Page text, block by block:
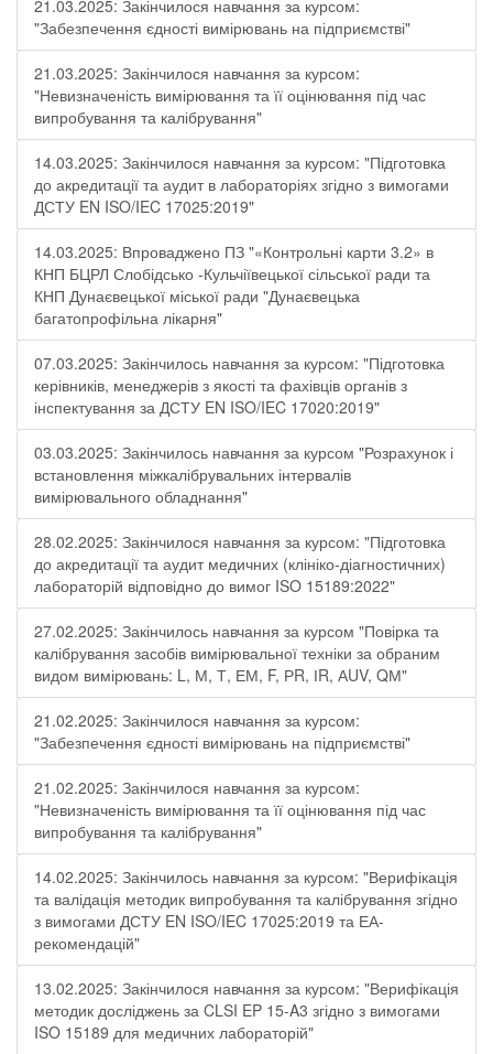
21.03.2025: Закінчилося навчання за курсом:
"Забезпечення єдності вимірювань на підприємстві"
21.03.2025: Закінчилося навчання за курсом:
"Невизначеність вимірювання та її оцінювання під час
випробування та калібрування"
14.03.2025: Закінчилося навчання за курсом: "Підготовка
до акредитації та аудит в лабораторіях згідно з вимогами
ДСТУ EN ISO/IEC 17025:2019"
14.03.2025: Впроваджено ПЗ "«Контрольні карти 3.2» в
КНП БЦРЛ Слобідсько -Кульчіївецької сільської ради та
КНП Дунаєвецької міської ради "Дунаєвецька
багатопрофільна лікарня"
07.03.2025: Закінчилось навчання за курсом: "Підготовка
керівників, менеджерів з якості та фахівців органів з
інспектування за ДСТУ EN ISO/IEC 17020:2019"
03.03.2025: Закінчилось навчання за курсом "Розрахунок і
встановлення міжкалібрувальних інтервалів
вимірювального обладнання"
28.02.2025: Закінчилося навчання за курсом: "Підготовка
до акредитації та аудит медичних (клініко-діагностичних)
лабораторій відповідно до вимог ISO 15189:2022"
27.02.2025: Закінчилось навчання за курсом "Повірка та
калібрування засобів вимірювальної техніки за обраним
видом вимірювань: L, М, Т, ЕМ, F, РR, ІR, АUV, QМ"
21.02.2025: Закінчилося навчання за курсом:
"Забезпечення єдності вимірювань на підприємстві"
21.02.2025: Закінчилося навчання за курсом:
"Невизначеність вимірювання та її оцінювання під час
випробування та калібрування"
14.02.2025: Закінчилось навчання за курсом: "Верифікація
та валідація методик випробування та калібрування згідно
з вимогами ДСТУ EN ISO/IEC 17025:2019 та ЕА-
рекомендацій"
13.02.2025: Закінчилося навчання за курсом: "Верифікація
методик досліджень за CLSI EP 15-A3 згідно з вимогами
ISO 15189 для медичних лабораторій"